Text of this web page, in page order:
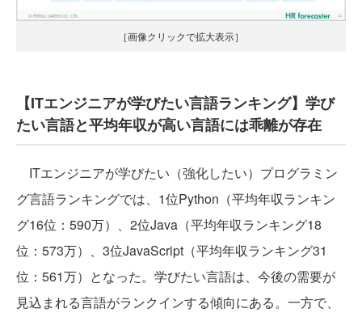
［画像クリックで拡大表示］
【ITエンジニアが学びたい言語ランキング】学び
たい言語と平均年収が高い言語には乖離が存在
ITエンジニアが学びたい（強化したい）プログラミン
グ言語ランキングでは、1位Python（平均年収ランキン
グ16位：590万）、2位Java（平均年収ランキング18
位：573万）、3位JavaScript（平均年収ランキング31
位：561万）となった。学びたい言語は、今後の需要が
見込まれる言語がランクインする傾向にある。一方で、